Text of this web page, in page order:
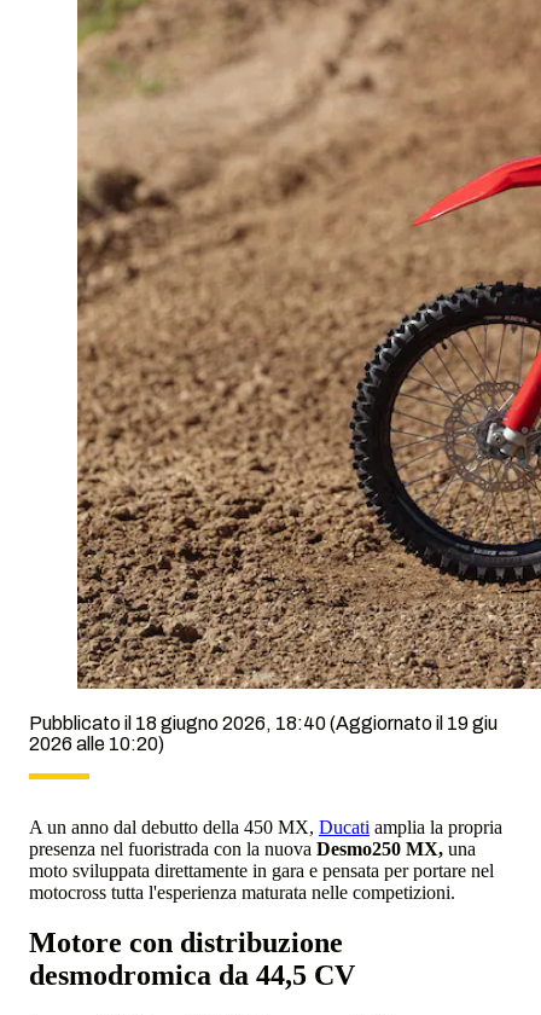
Pubblicato il 18 giugno 2026, 18:40(Aggiornato il 19 giu
2026 alle 10:20)
A un anno dal debutto della 450 MX, Ducati amplia la propria
presenza nel fuoristrada con la nuova Desmo250 MX, una
moto sviluppata direttamente in gara e pensata per portare nel
motocross tutta l'esperienza maturata nelle competizioni.
Motore con distribuzione
desmodromica da 44,5 CV